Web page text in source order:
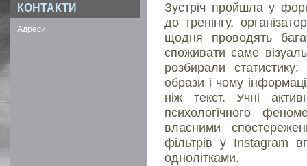
КОНТАКТИ
Адреси
Зустріч пройшла у
до тренінгу,
щодня проводять
споживати саме
розбирали
образи і чому
ніж текст. Учні
психологічного
власними
фільтрів у Instagram
однолітками.